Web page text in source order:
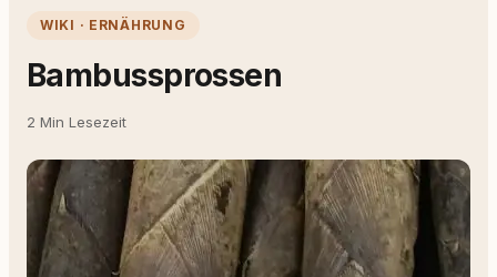
WIKI · ERNÄHRUNG
Bambussprossen
2 Min Lesezeit